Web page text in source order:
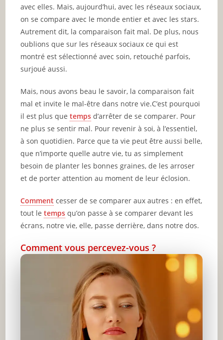
avec elles. Mais, aujourd’hui, avec les réseaux sociaux,
on se compare avec le monde entier et avec les stars.
Autrement dit, la comparaison fait mal. De plus, nous
oublions que sur les réseaux sociaux ce qui est
montré est sélectionné avec soin, retouché parfois,
surjoué aussi.
Mais, nous avons beau le savoir, la comparaison fait
mal et invite le mal-être dans notre vie.C’est pourquoi
il est plus quetemps d’arrêter de se comparer. Pour
ne plus se sentir mal. Pour revenir à soi, à l’essentiel,
à son quotidien. Parce que ta vie peut être aussi belle,
que n’importe quelle autre vie, tu as simplement
besoin de planter les bonnes graines, de les arroser
et de porter attention au moment de leur éclosion.
Comment cesser de se comparer aux autres : en effet,
tout letemps qu’on passe à se comparer devant les
écrans, notre vie, elle, passe derrière, dans notre dos.
Comment vous percevez-vous ?